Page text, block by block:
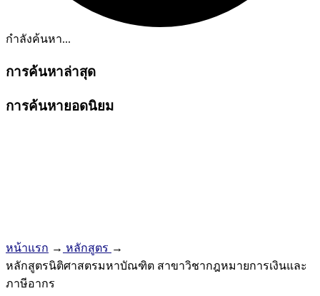
กำลังค้นหา...
การค้นหาล่าสุด
การค้นหายอดนิยม
หน้าแรก → หลักสูตร →
หลักสูตรนิติศาสตรมหาบัณฑิต สาขาวิชากฎหมายการเงินและ
ภาษีอากร